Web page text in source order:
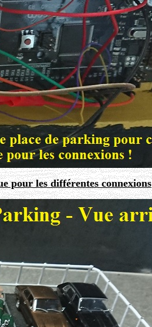
pour les différentes connexions